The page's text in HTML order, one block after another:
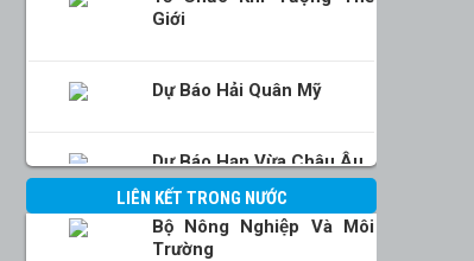
Giới
Dự Báo Hải Quân Mỹ
Dự Báo Hạn Vừa Châu Âu
LIÊN KẾT TRONG NƯỚC
Bộ Nông Nghiệp Và Môi
Trường